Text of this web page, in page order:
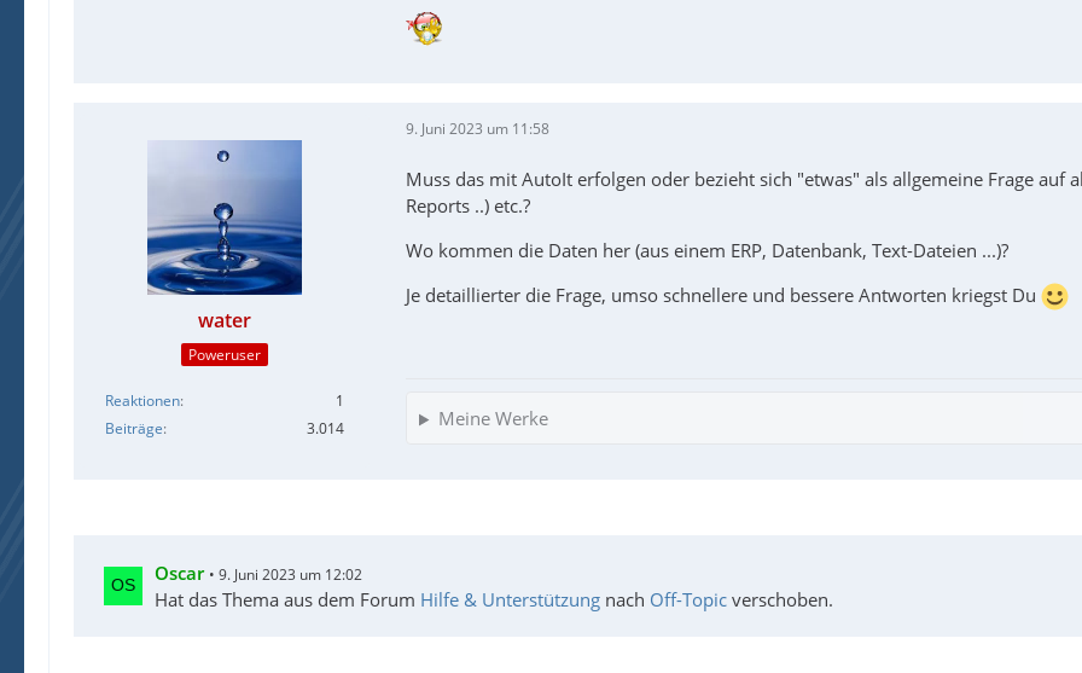
water
Poweruser
Reaktionen
1
Beiträge
3.014
9. Juni 2023 um 11:58
Muss das mit AutoIt erfolgen oder bezieht sich "etwas" als allgemeine Frage auf
Reports ..) etc.?
Wo kommen die Daten her (aus einem ERP, Datenbank, Text-Dateien ...)?
Je detaillierter die Frage, umso schnellere und bessere Antworten kriegst Du
Meine Werke
Oscar 9. Juni 2023 um 12:02
Hat das Thema aus dem Forum Hilfe & Unterstützung nach Off-Topic verschoben.